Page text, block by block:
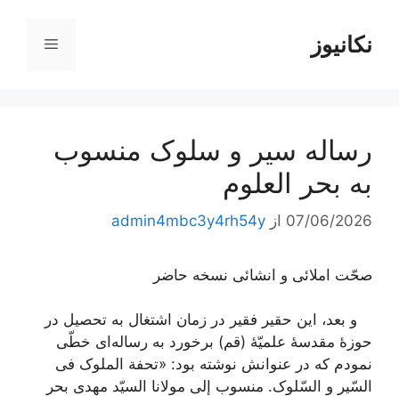
محتوانکانیوز فهرست
رساله سیر و سلوک منسوب
به بحر العلوم
07/06/2026 از admin4mbc3y4rh54y
صحّت املائی و انشائی نسخه حاضر
و بعد، این حقیر فقیر در زمان اشتغال به تحصیل در
حوزۀ مقدسۀ علمیّۀ (قم) برخورد به رساله‌اى خطّى
نمودم که در عنوانش نوشته بود: «تحفة الملوک فی
السّیر و السّلوک. منسوب إلى مولانا السیّد مهدى بحر